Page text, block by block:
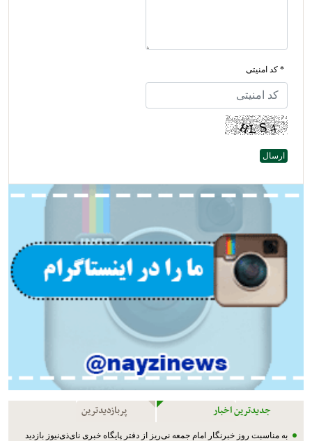
* کد امنیتی
جدیدترین اخبار پربازدیدترین
به مناسبت روز خبرنگار امام جمعه نی‌ریز از دفتر پایگاه خبری نای‌ذی‌نیوز بازدید